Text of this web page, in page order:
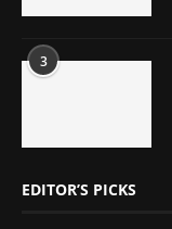
3
EDITOR’S PICKS